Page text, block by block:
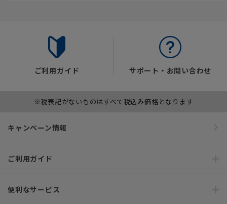
ご利用ガイド サポート・お問い合わせ
※税表記がないものはすべて税込み価格となります
キャンペーン情報
ご利用ガイド
便利なサービス